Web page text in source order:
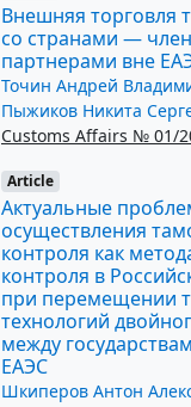
Внешняя торговля
со странами —
партнерами вне
Точин Андрей
Пыжиков Никита
Customs Affairs № 01/
Article
Актуальные
осуществления
контроля как
контроля в
при перемещении
технологий
между
ЕАЭС
Шкиперов Антон